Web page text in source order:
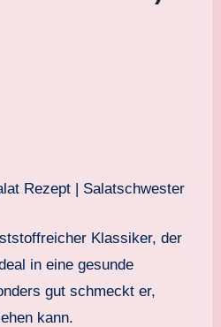
Rezept | Salatschwester
Klassiker, der
in eine gesunde
gut schmeckt er,
kann.